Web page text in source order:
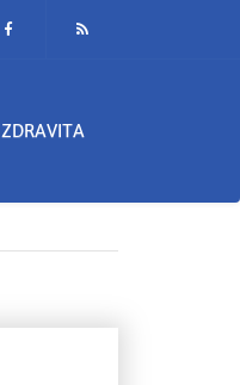
ZDRAVITA